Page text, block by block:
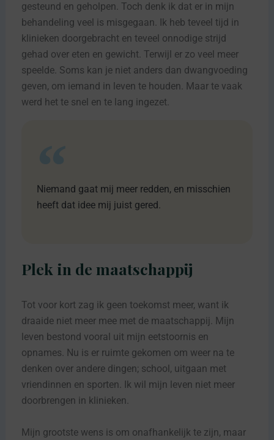
gesteund en geholpen. Toch denk ik dat er in mijn
behandeling veel is misgegaan. Ik heb teveel tijd in
klinieken doorgebracht en teveel onnodige strijd
gehad over eten en gewicht. Terwijl er zo veel meer
speelde. Soms kan je niet anders dan dwangvoeding
geven, om iemand in leven te houden. Maar te vaak
werd het te snel en te lang ingezet.
Niemand gaat mij meer redden, en misschien
heeft dat idee mij juist gered.
Plek in de maatschappij
Tot voor kort zag ik geen toekomst meer, want ik
draaide niet meer mee met de maatschappij. Mijn
leven bestond vooral uit mijn eetstoornis en
opnames. Nu is er ruimte gekomen om weer na te
denken over andere dingen; school, uitgaan met
vriendinnen en sporten. Ik wil mijn leven niet meer
doorbrengen in klinieken.
Mijn grootste wens is om onafhankelijk te zijn, maar